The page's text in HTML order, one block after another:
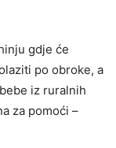
gdje će
po obroke, a
iz ruralnih
za pomoći –